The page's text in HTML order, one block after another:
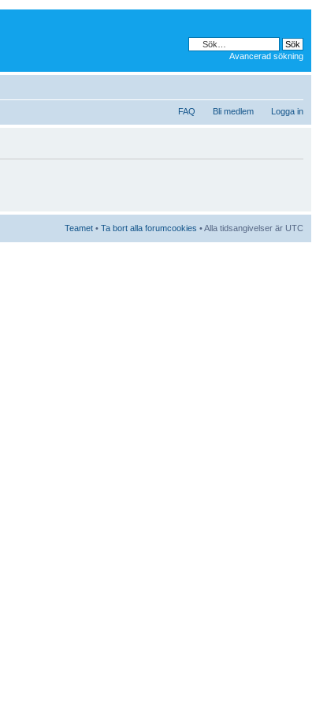
Avancerad sökning
FAQ Bli medlem Logga in
Teamet • Ta bort alla forumcookies • Alla tidsangivelser är UTC